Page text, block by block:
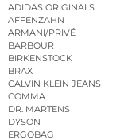
ADIDAS ORIGINALS
AFFENZAHN
ARMANI/PRIVÉ
BARBOUR
BIRKENSTOCK
BRAX
CALVIN KLEIN JEANS
COMMA
DR. MARTENS
DYSON
ERGOBAG